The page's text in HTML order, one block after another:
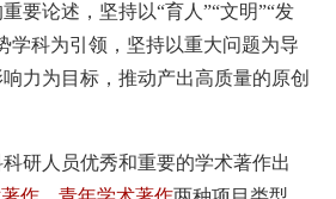
要论述，坚持以“育人”“文明”“发
学科为引领，坚持以重大问题为导
力为目标，推动产出高质量的原创
研人员优秀和重要的学术著作出